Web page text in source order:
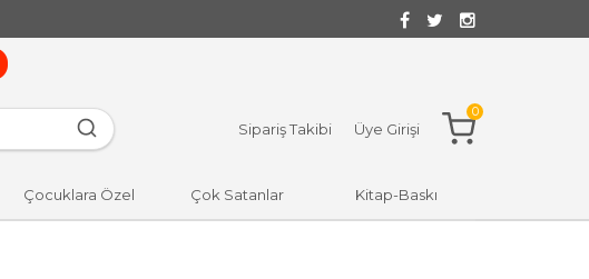
Sipariş Takibi Üye Girişi
0
Çocuklara Özel Çok Satanlar Kitap-Baskı